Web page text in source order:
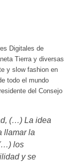
Digitales de
Tierra y diversas
y slow fashion en
todo el mundo
del Consejo
(…) La idea
llamar la
los
y se